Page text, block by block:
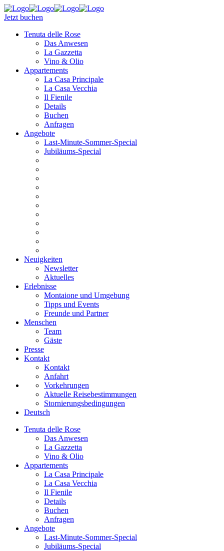
Jetzt buchen
Tenuta delle Rose
Das Anwesen
La Gazzetta
Vino & Olio
Appartements
La Casa Principale
La Casa Vecchia
Il Fienile
Details
Buchen
Anfragen
Angebote
Last-Minute-Sommer-Special
Jubiläums-Special
Neuigkeiten
Newsletter
Aktuelles
Erlebnisse
Montaione und Umgebung
Tipps und Events
Freunde und Partner
Menschen
Team
Gäste
Presse
Kontakt
Kontakt
Anfahrt
Vorkehrungen
Aktuelle Reisebestimmungen
Stornierungsbedingungen
Deutsch
Tenuta delle Rose
Das Anwesen
La Gazzetta
Vino & Olio
Appartements
La Casa Principale
La Casa Vecchia
Il Fienile
Details
Buchen
Anfragen
Angebote
Last-Minute-Sommer-Special
Jubiläums-Special